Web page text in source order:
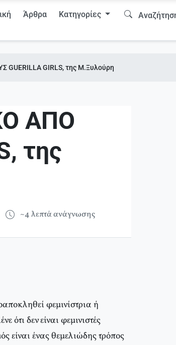
Άρθρα Κατηγορίες
GIRLS, της Μ.Ξυλούρη
ΑΠΟ
της
~4 λεπτά ανάγνωσης
φεμινίστρια ή
ότι δεν είναι φεμινιστές
είναι ένας θεμελιώδης τρόπος